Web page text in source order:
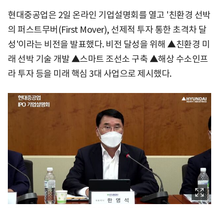
현대중공업은 2일 온라인 기업설명회를 열고 '친환경 선박
의 퍼스트무버(First Mover), 선제적 투자 통한 초격차 달
성'이라는 비전을 발표했다. 비전 달성을 위해 ▲친환경 미
래 선박 기술 개발 ▲스마트 조선소 구축 ▲해상 수소인프
라 투자 등을 미래 핵심 3대 사업으로 제시했다.